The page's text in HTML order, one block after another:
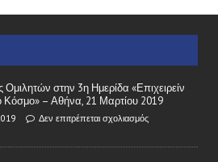
Ομιλητών στην 3η Ημερίδα «Επιχειρείν
Κόσμο» – Αθήνα, 21 Μαρτίου 2019
Δεν επιτρέπεται σχολιασμός